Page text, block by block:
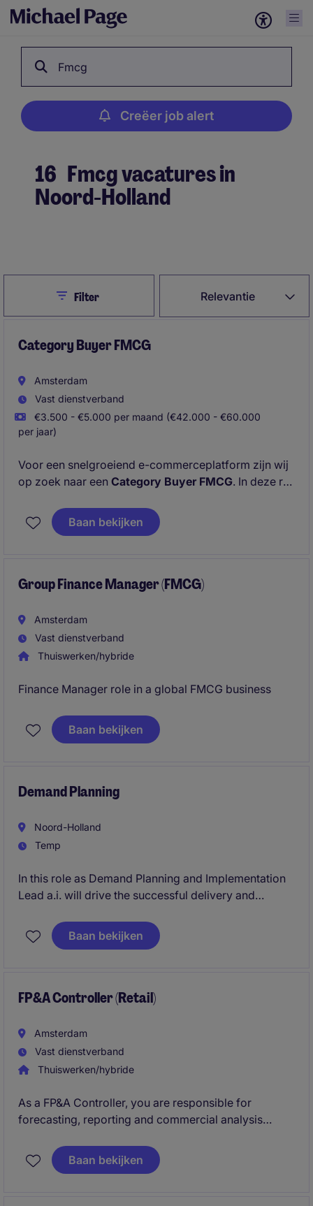
Fmcg
Creëer job alert
16 Fmcg vacatures in
Noord-Holland
Relevantie
CloseFilter
Category Buyer FMCG
Amsterdam
Vast dienstverband
€3.500 - €5.000 per maand (€42.000 - €60.000
per jaar)
Voor een snelgroeiend e-commerceplatform zijn wij
op zoek naar een Category Buyer FMCG. In deze rol
omzet, marge en groei binnen de categorie Fast
Moving Consumer Goods. Je bouwt sterke
marktontwikkelingen en commerciële kansen.
Baan bekijken
Group Finance Manager (FMCG)
Amsterdam
Vast dienstverband
Thuiswerken/hybride
Finance Manager role in a global FMCG business
Baan bekijken
Demand Planning
Noord-Holland
Temp
In this role as Demand Planning and Implementation
Lead a.i. will drive the successful delivery and
an international consumer-focused organization. The
role combines project leadership, stakeholder
implementation.
Baan bekijken
FP&A Controller (Retail)
Amsterdam
Vast dienstverband
Thuiswerken/hybride
As a FP&A Controller, you are responsible for
forecasting, reporting and commercial analysis
processes and support the business with clear
insights into sales, margins and profitability within a
Baan bekijken